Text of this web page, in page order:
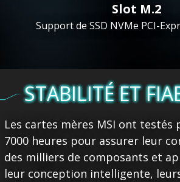
Slot M.2
Support de SSD NVMe PCI-
STABILITÉ ET
Les cartes mères MSI ont testés
7000 heures pour assurer leur
des milliers de composants et
leur conception intelligente,